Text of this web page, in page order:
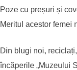
Poze cu preșuri și
Meritul acestor femei
Din blugi noi,
încăperile „Muzeului